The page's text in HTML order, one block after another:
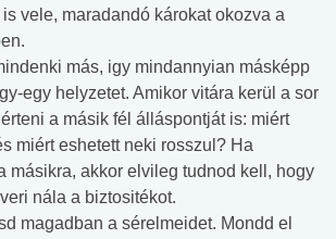
vele, maradandó károkat okozva a
más, igy mindannyian másképp
egy helyzetet. Amikor vitára kerül a sor
a másik fél álláspontját is: miért
miért eshetett neki rosszul? Ha
másikra, akkor elvileg tudnod kell, hogy
nála a biztositékot.
magadban a sérelmeidet. Mondd el